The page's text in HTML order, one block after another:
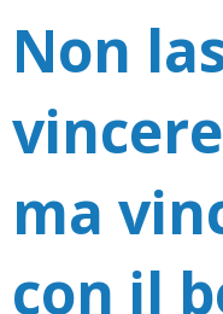
Non
ma
con il